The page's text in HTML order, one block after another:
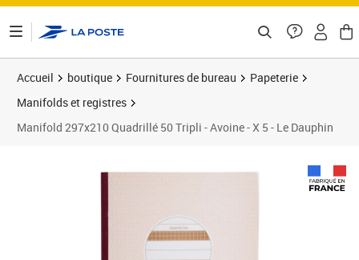
Accueil boutique Fournitures de bureau
Papeterie
Manifolds et registres
Manifold 297x210 Quadrillé 50 Tripli - Avoine - X 5 - Le Dauphin